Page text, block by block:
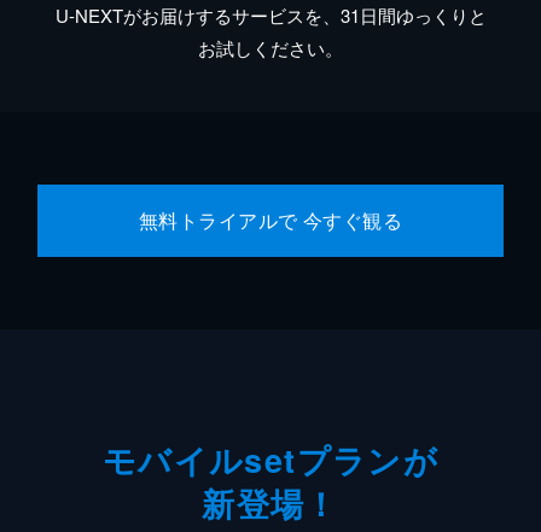
U-NEXTがお届けするサービスを、31日間ゆっくりと
お試しください。
無料トライアルで 今すぐ観る
モバイルsetプランが
新登場！